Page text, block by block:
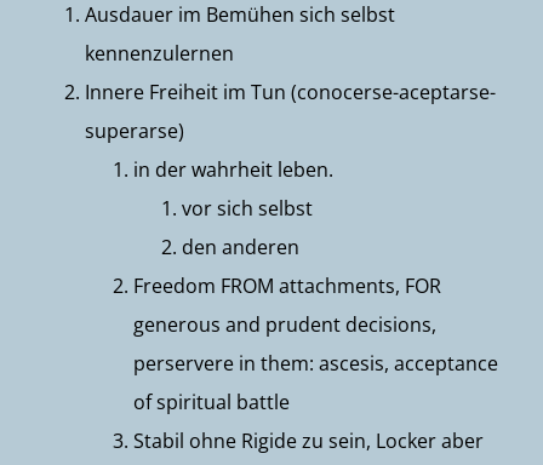
Ausdauer im Bemühen sich selbst
kennenzulernen
Innere Freiheit im Tun (conocerse-aceptarse-
superarse)
in der wahrheit leben.
vor sich selbst
den anderen
Freedom FROM attachments, FOR
generous and prudent decisions,
perservere in them: ascesis, acceptance
of spiritual battle
Stabil ohne Rigide zu sein, Locker aber